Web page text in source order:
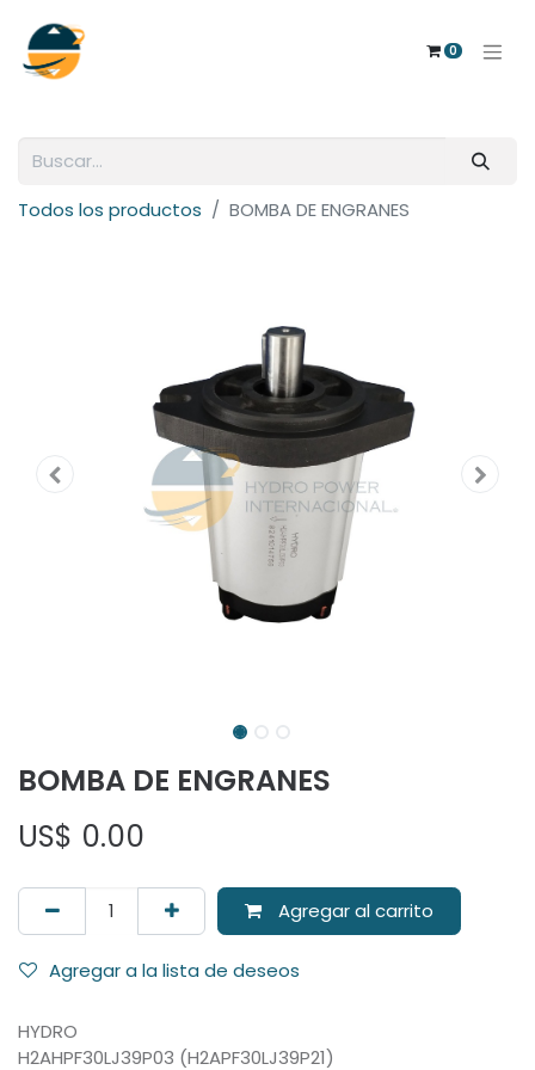
0
Todos los productos BOMBA DE ENGRANES
BOMBA DE ENGRANES
US$ 0.00
Agregar al carrito
Agregar a la lista de deseos
HYDRO
H2AHPF30LJ39P03 (H2APF30LJ39P21)